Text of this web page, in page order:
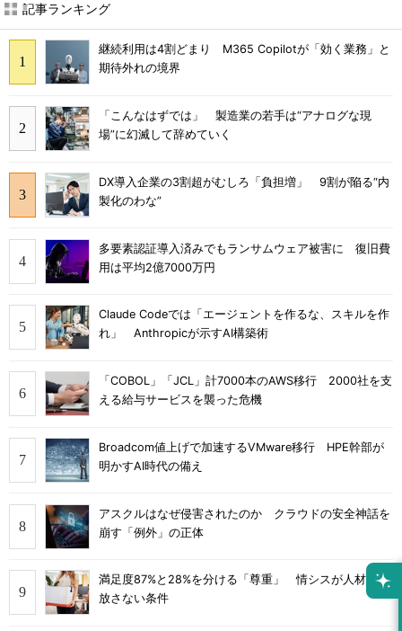
記事ランキング
継続利用は4割どまり M365 Copilotが「効く業務」と
期待外れの境界
「こんなはずでは」 製造業の若手は“アナログな現
場”に幻滅して辞めていく
DX導入企業の3割超がむしろ「負担増」 9割が陥る“内
製化のわな”
多要素認証導入済みでもランサムウェア被害に 復旧費
用は平均2億7000万円
Claude Codeでは「エージェントを作るな、スキルを作
れ」 Anthropicが示すAI構築術
「COBOL」「JCL」計7000本のAWS移行 2000社を支
える給与サービスを襲った危機
Broadcom値上げで加速するVMware移行 HPE幹部が
明かすAI時代の備え
アスクルはなぜ侵害されたのか クラウドの安全神話を
崩す「例外」の正体
満足度87%と28%を分ける「尊重」 情シスが人材を手
放さない条件